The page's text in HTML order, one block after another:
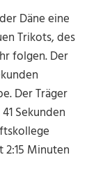
Däne eine
Trikots, des
folgen. Der
Der Träger
Sekunden
Minuten